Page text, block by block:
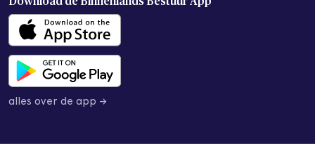
alles over de app →